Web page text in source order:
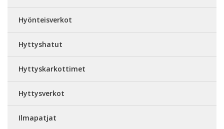
Hyönteisverkot
Hyttyshatut
Hyttyskarkottimet
Hyttysverkot
Ilmapatjat